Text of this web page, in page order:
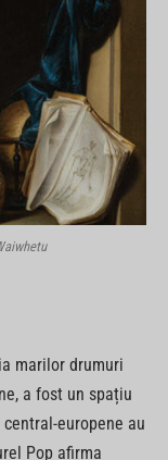
marilor drumuri
a fost un spațiu
europene au
Pop afirma